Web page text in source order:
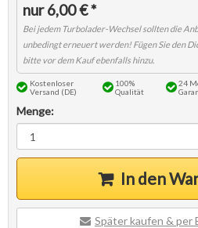
6,00 € *
Kostenloser
Versand (DE)
100%
Qualität
24
Menge:
In den
Später kaufen & per